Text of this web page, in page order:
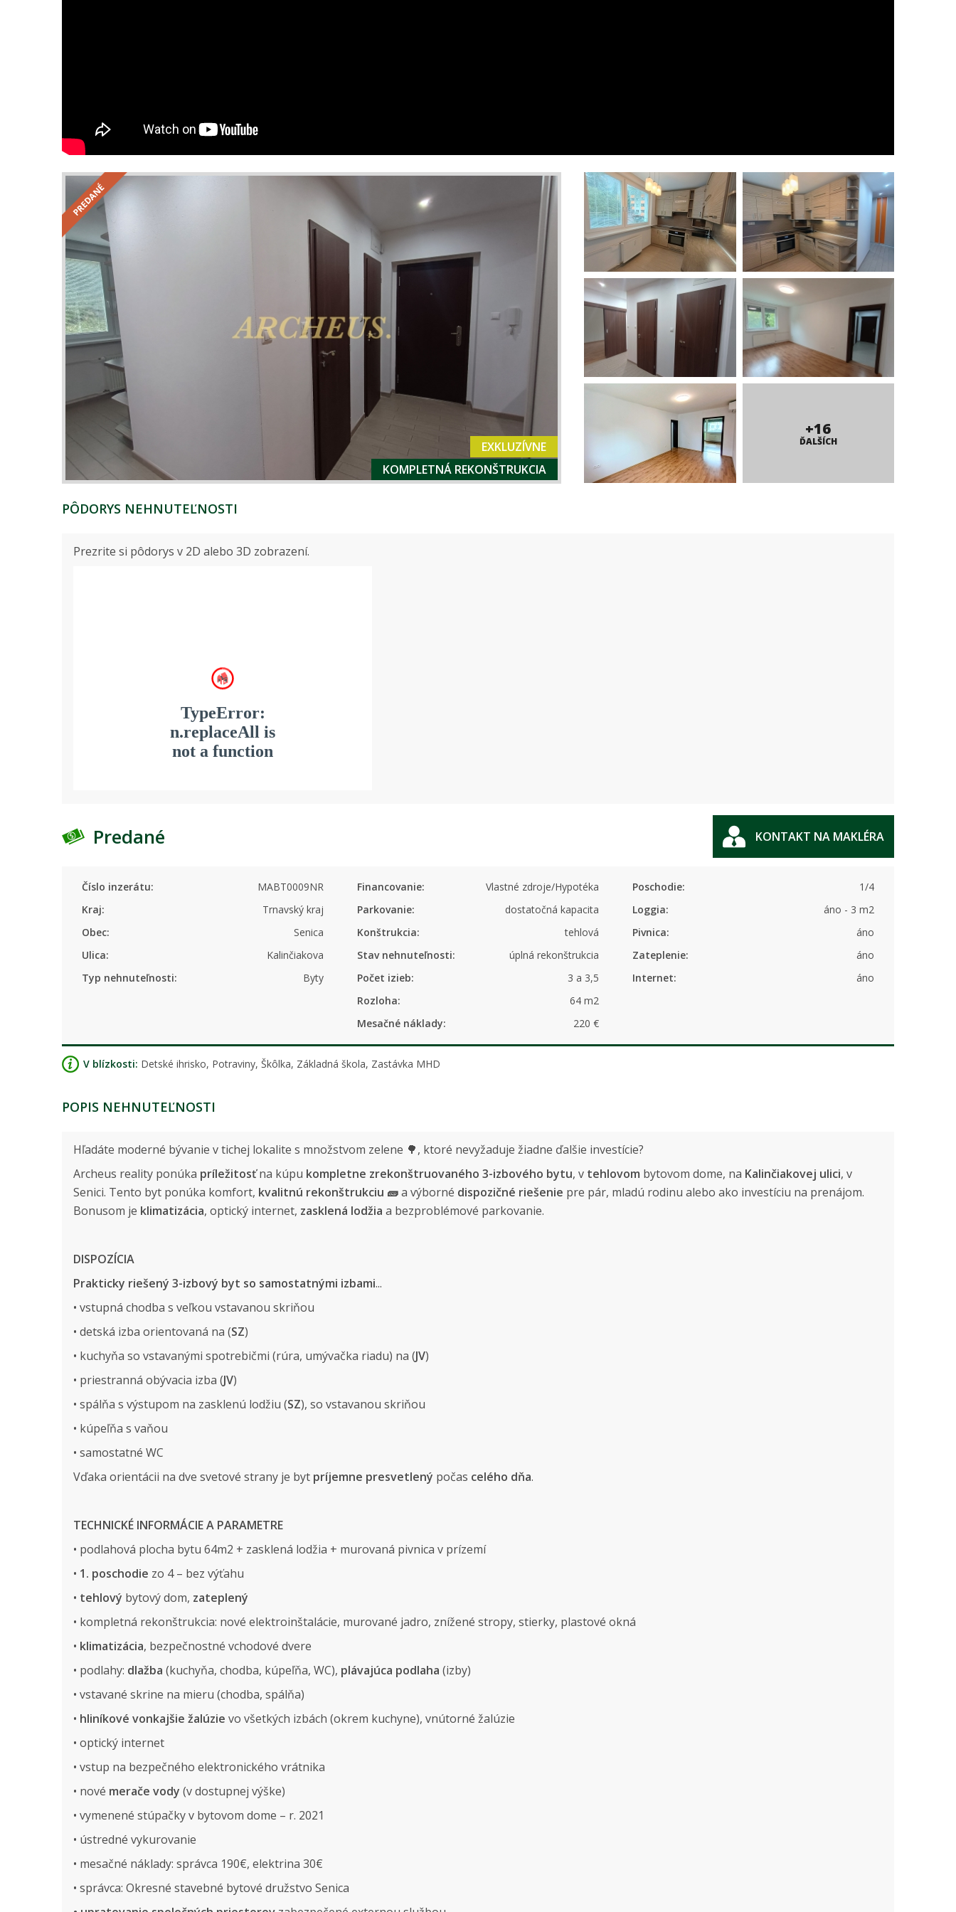
EXKLUZÍVNE
KOMPLETNÁ REKONŠTRUKCIA
+16
ĎALŠÍCH
PÔDORYS NEHNUTEĽNOSTI
Prezrite si pôdorys v 2D alebo 3D zobrazení.
Predané KONTAKT NA MAKLÉRA
Číslo inzerátu:
MABT0009NR
Kraj:
Trnavský kraj
Obec:
Senica
Ulica:
Kalinčiakova
Typ nehnuteľnosti:
Byty
Financovanie:
Vlastné zdroje/Hypotéka
Parkovanie:
dostatočná kapacita
Konštrukcia:
tehlová
Stav nehnuteľnosti:
úplná rekonštrukcia
Počet izieb:
3 a 3,5
Rozloha:
64 m2
Mesačné náklady:
220 €
Poschodie:
1/4
Loggia:
áno - 3 m2
Pivnica:
áno
Zateplenie:
áno
Internet:
áno
V blízkosti: Detské ihrisko, Potraviny, Škôlka, Základná škola, Zastávka MHD
POPIS NEHNUTEĽNOSTI
Hľadáte moderné bývanie v tichej lokalite s množstvom zelene 🌳, ktoré nevyžaduje žiadne ďalšie investície?
Archeus reality ponúka príležitosťna kúpu kompletne zrekonštruovaného 3-izbového bytu, v tehlovom bytovom dome, na Kalinčiakovej ulici, v
Senici. Tento byt ponúka komfort, kvalitnú rekonštrukciu 🧱a výborné dispozičné riešenie pre pár, mladú rodinu alebo ako investíciu na prenájom.
Bonusom je klimatizácia, optický internet, zasklená lodžia a bezproblémové parkovanie.
DISPOZÍCIA
Prakticky riešený 3-izbový byt so samostatnými izbami...
• vstupná chodba s veľkou vstavanou skriňou
• detská izba orientovaná na (SZ)
• kuchyňa so vstavanými spotrebičmi (rúra, umývačka riadu) na (JV)
• priestranná obývacia izba (JV)
• spálňa s výstupom na zasklenú lodžiu (SZ), so vstavanou skriňou
• kúpeľňa s vaňou
• samostatné WC
Vďaka orientácii na dve svetové strany je byt príjemne presvetlený počas celého dňa.
TECHNICKÉ INFORMÁCIE A PARAMETRE
• podlahová plocha bytu 64m2 + zasklená lodžia + murovaná pivnica v prízemí
• 1. poschodie zo 4 – bez výťahu
• tehlový bytový dom, zateplený
• kompletná rekonštrukcia: nové elektroinštalácie, murované jadro, znížené stropy, stierky, plastové okná
• klimatizácia, bezpečnostné vchodové dvere
• podlahy: dlažba (kuchyňa, chodba, kúpeľňa, WC), plávajúca podlaha (izby)
• vstavané skrine na mieru (chodba, spálňa)
• hliníkové vonkajšie žalúzie vo všetkých izbách (okrem kuchyne), vnútorné žalúzie
• optický internet
• vstup na bezpečného elektronického vrátnika
• nové merače vody (v dostupnej výške)
• vymenené stúpačky v bytovom dome – r. 2021
• ústredné vykurovanie
• mesačné náklady: správca 190€, elektrina 30€
• správca: Okresné stavebné bytové družstvo Senica